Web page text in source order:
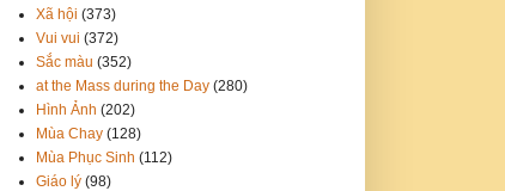
Xã hội (373)
Vui vui (372)
Sắc màu (352)
at the Mass during the Day (280)
Hình Ảnh (202)
Mùa Chay (128)
Mùa Phục Sinh (112)
Giáo lý (98)